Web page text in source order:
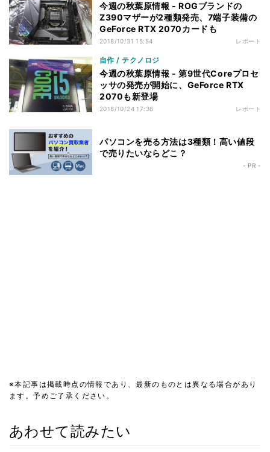
今週の秋葉原情報 - ROGブランドの
Z390マザーが2種類発売、7端子装備の
GeForce RTX 2070カードも
2018/10/31 15:54 レポート
自作 / テクノロジ
今週の秋葉原情報 - 第9世代Coreプロセ
ッサの発売が開始に、GeForce RTX
2070も新登場
2018/10/24 17:36 レポート
パソコンを売る方法は3種類！高い値段
で売りたいならどこ？
- PR -
※本記事は掲載時点の情報であり、最新のものとは異なる場合があり
ます。予めご了承ください。
あわせて読みたい